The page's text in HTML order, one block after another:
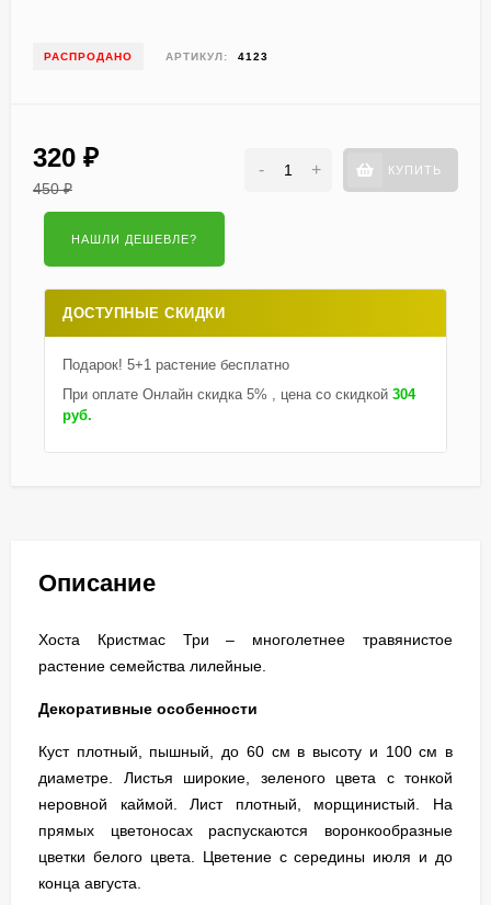
РАСПРОДАНО АРТИКУЛ: 4123
320 ₽
450₽
- + КУПИТЬ
ДОСТУПНЫЕ СКИДКИ
Подарок! 5+1 растение бесплатно
При оплате Онлайн скидка 5% , цена со скидкой 304
руб.
Описание
Хоста Кристмас Три – многолетнее травянистое
растение семейства лилейные.
Декоративные особенности
Куст плотный, пышный, до 60 см в высоту и 100 см в
диаметре. Листья широкие, зеленого цвета с тонкой
неровной каймой. Лист плотный, морщинистый. На
прямых цветоносах распускаются воронкообразные
цветки белого цвета. Цветение с середины июля и до
конца августа.